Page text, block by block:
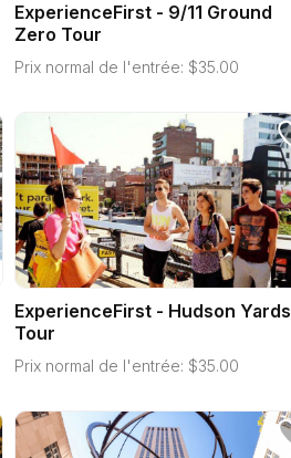
ExperienceFirst - 9/11 Ground
Zero Tour
Prix normal de l'entrée: $35.00
ExperienceFirst - Hudson Yards
Tour
Prix normal de l'entrée: $35.00